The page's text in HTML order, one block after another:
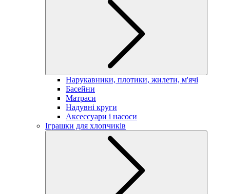
Нарукавники, плотики, жилети, м'ячі
Басейни
Матраси
Надувні круги
Аксессуари і насоси
Іграшки для хлопчиків